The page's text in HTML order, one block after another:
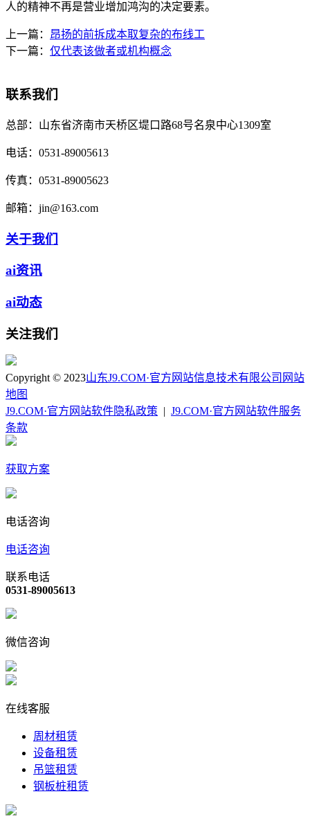
人的精神不再是营业增加鸿沟的决定要素。
上一篇： 昂扬的前拆成本取复杂的布线工
下一篇： 仅代表该做者或机构概念
联系我们
总部： 山东省济南市天桥区堤口路68号名泉中心1309室
电话： 0531-89005613
传真： 0531-89005623
邮箱： jin@163.com
关于我们
ai资讯
ai动态
关注我们
Copyright © 2023山东J9.COM·官方网站信息技术有限公司 网站
地图
J9.COM·官方网站软件隐私政策
J9.COM·官方网站软件服务
条款
获取方案
电话咨询
电话咨询
联系电话
0531-89005613
微信咨询
在线客服
周材租赁
设备租赁
吊篮租赁
钢板桩租赁